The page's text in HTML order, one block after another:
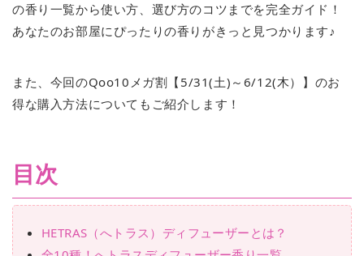
の香り一覧から使い方、選び方のコツまでを完全ガイド！
あなたのお部屋にぴったりの香りがきっと見つかります♪
また、今回のQoo10メガ割【5/31(土)～6/12(木）】のお
得な購入方法についてもご紹介します！
目次
HETRAS（へトラス）ディフューザーとは？